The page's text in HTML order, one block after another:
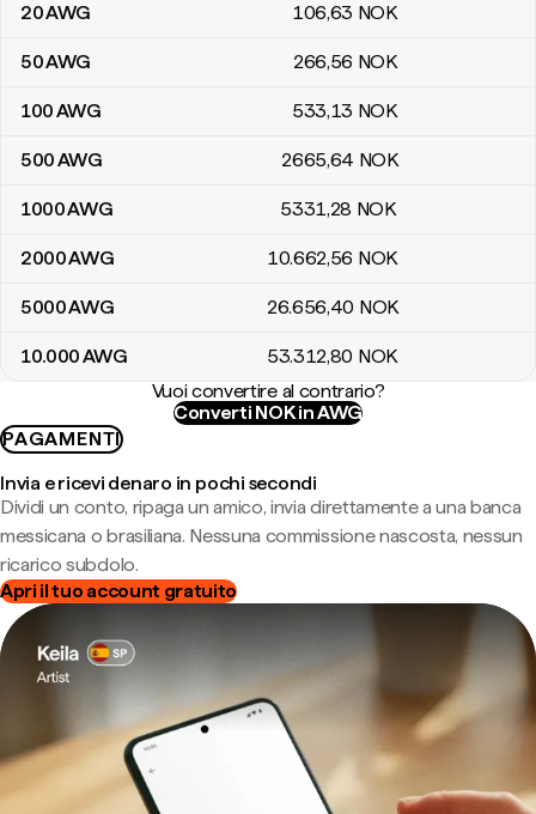
20AWG 106,63 NOK
50AWG 266,56 NOK
100AWG 533,13 NOK
500AWG 2665,64 NOK
1000AWG 5331,28 NOK
2000AWG 10.662,56 NOK
5000AWG 26.656,40 NOK
10.000AWG 53.312,80 NOK
Vuoi convertire al contrario?
Converti NOK in AWG
PAGAMENTI
Invia e ricevi denaro in pochi secondi
Dividi un conto, ripaga un amico, invia direttamente a una banca
messicana o brasiliana. Nessuna commissione nascosta, nessun
ricarico subdolo.
Apri il tuo account gratuito